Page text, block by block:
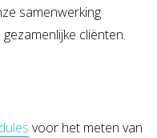
samenwerking
cliënten.
voor het meten van